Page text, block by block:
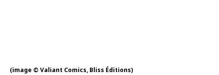
(image © Valiant Comics, Bliss Éditions)